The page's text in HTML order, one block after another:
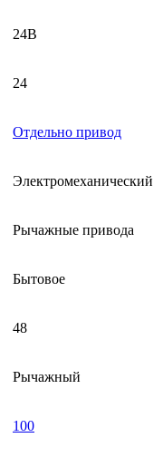
24В
24
Отдельно привод
Электромеханический
Рычажные привода
Бытовое
48
Рычажный
100